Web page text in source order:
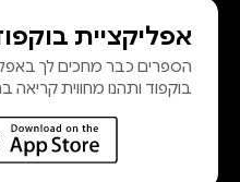
אפליקציית
הספרים כבר מחכים לך
בוקפוד ותהנו מחווית